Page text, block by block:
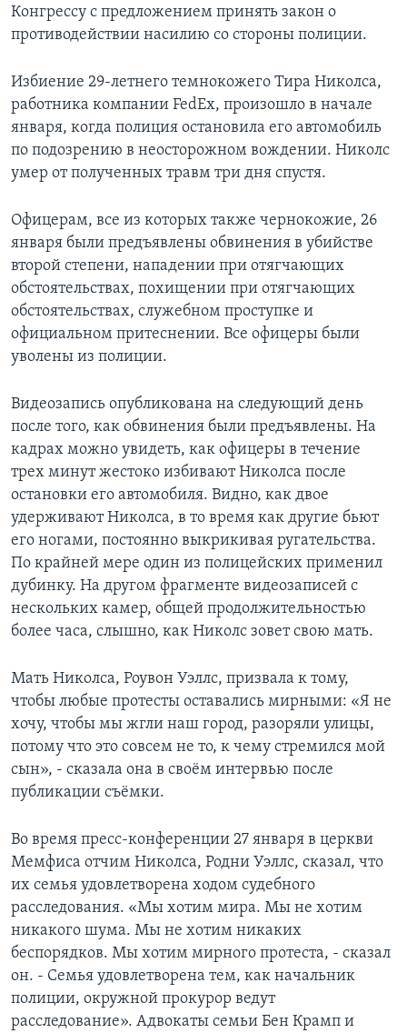
Конгрессу с предложением принять закон о
противодействии насилию со стороны полиции.
Избиение 29-летнего темнокожего Тира Николса,
работника компании FedEx, произошло в начале
января, когда полиция остановила его автомобиль
по подозрению в неосторожном вождении. Николс
умер от полученных травм три дня спустя.
Офицерам, все из которых также чернокожие, 26
января были предъявлены обвинения в убийстве
второй степени, нападении при отягчающих
обстоятельствах, похищении при отягчающих
обстоятельствах, служебном проступке и
официальном притеснении. Все офицеры были
уволены из полиции.
Видеозапись опубликована на следующий день
после того, как обвинения были предъявлены. На
кадрах можно увидеть, как офицеры в течение
трех минут жестоко избивают Николса после
остановки его автомобиля. Видно, как двое
удерживают Николса, в то время как другие бьют
его ногами, постоянно выкрикивая ругательства.
По крайней мере один из полицейских применил
дубинку. На другом фрагменте видеозаписей с
нескольких камер, общей продолжительностью
более часа, слышно, как Николс зовет свою мать.
Мать Николса, Роувон Уэллс, призвала к тому,
чтобы любые протесты оставались мирными: «Я не
хочу, чтобы мы жгли наш город, разоряли улицы,
потому что это совсем не то, к чему стремился мой
сын», - сказала она в своём интервью после
публикации съёмки.
Во время пресс-конференции 27 января в церкви
Мемфиса отчим Николса, Родни Уэллс, сказал, что
их семья удовлетворена ходом судебного
расследования. «Мы хотим мира. Мы не хотим
никакого шума. Мы не хотим никаких
беспорядков. Мы хотим мирного протеста, - сказал
он. - Семья удовлетворена тем, как начальник
полиции, окружной прокурор ведут
расследование». Адвокаты семьи Бен Крамп и